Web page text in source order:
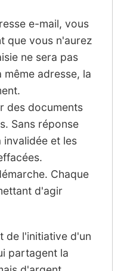
e-mail, vous
que vous n'aurez
ne sera pas
adresse, la
des documents
Sans réponse
et les
Chaque
d'agir
de l'initiative d'un
partagent la